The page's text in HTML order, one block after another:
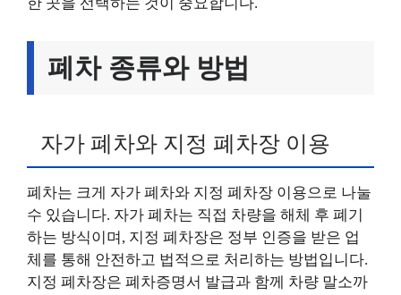
폐차 종류와 방법
자가 폐차와 지정 폐차장 이용
폐차는 크게 자가 폐차와 지정 폐차장 이용으로 나눌
수 있습니다. 자가 폐차는 직접 차량을 해체 후 폐기
하는 방식이며, 지정 폐차장은 정부 인증을 받은 업
체를 통해 안전하고 법적으로 처리하는 방법입니다.
지정 폐차장은 폐차증명서 발급과 함께 차량 말소까